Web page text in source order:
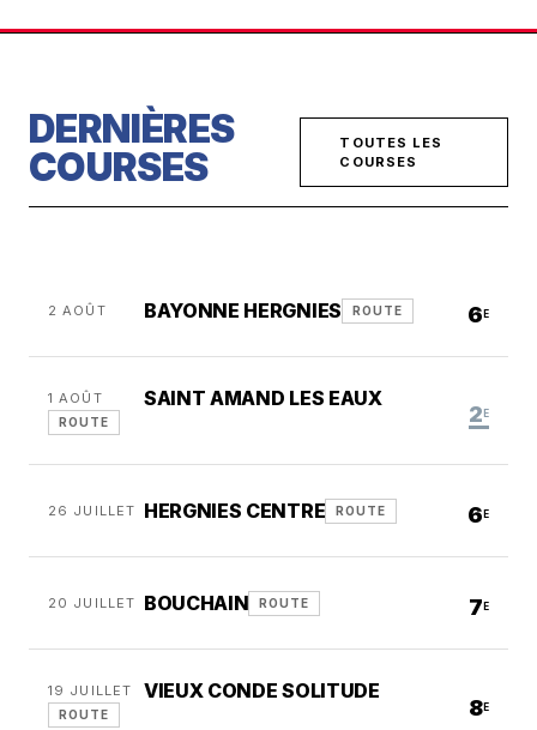
DERNIÈRES
COURSES
TOUTES LES
COURSES
2 AOÛT BAYONNE HERGNIES ROUTE 6 E
1 AOÛT SAINT AMAND LES EAUX
ROUTE 2 E
26 JUILLET HERGNIES CENTRE ROUTE 6 E
20 JUILLET BOUCHAIN ROUTE 7 E
19 JUILLET VIEUX CONDE SOLITUDE
ROUTE 8E